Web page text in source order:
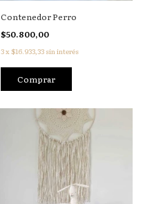
Contenedor Perro
$50.800,00
3x $16.933,33 sin interés
Comprar